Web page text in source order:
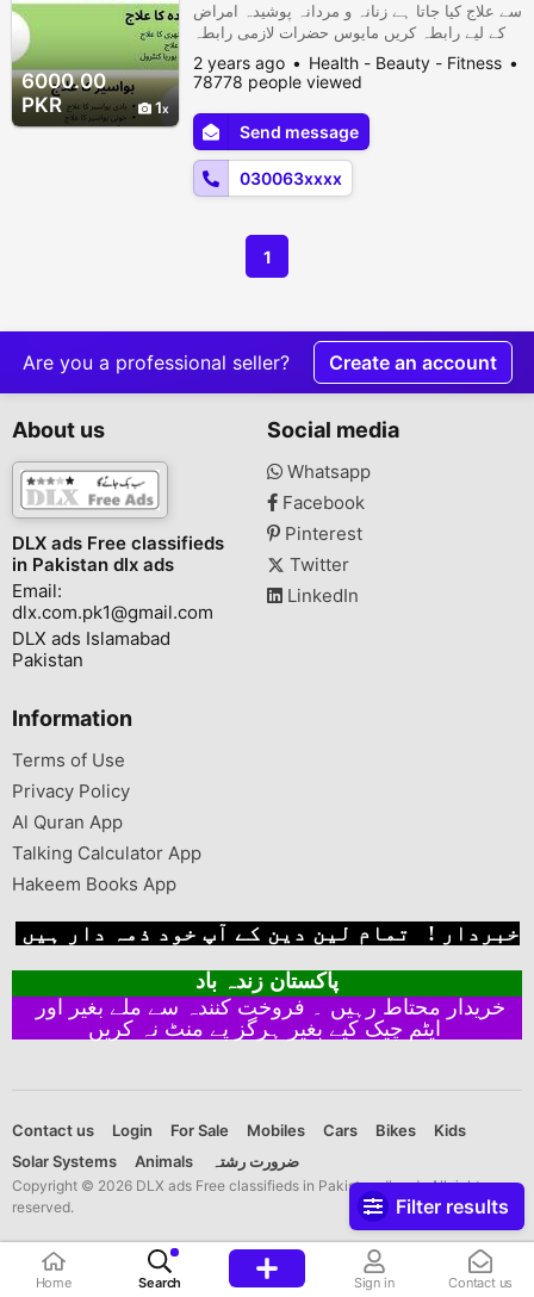
Filter results
6000.00
PKR
1
سے علاج کیا جاتا ہے زنانہ و مردانہ پوشیدہ امراض
کے لیے رابطہ کریں مایوس حضرات لازمی رابطہ
کریں انشاءاللہ رزلٹ ملے گا ۔ ڈاکٹر و حکیم ارشد
ملک ملتان ۔۔۔۔۔بیوٹی کورس۔۔۔۔۔ ہپس
اوربریسٹ سائز بڑھانے والا بےمثال کورس ✓✓
©اکثر خواتین نسوانی حسن اورچھوٹےہپس کیوجہ
سے پریشان ہوتی ہیں تواب انکی یہ پریشانی
2 years ago
Health - Beauty - Fitness
78778 people viewed
Send message
030063xxxx
1
Are you a professional seller? Create an account
About us
DLX ads Free classifieds
in Pakistan dlx ads
Email:
dlx.com.pk1@gmail.com
DLX ads Islamabad
Pakistan
Social media
Whatsapp
Facebook
Pinterest
Twitter
LinkedIn
Information
Terms of Use
Privacy Policy
Al Quran App
Talking Calculator App
Hakeem Books App
خبردار ! تمام لین دین کے آپ خود ذمہ دار ہیں
پاکستان زندہ باد
ایٹم چیک کیے بغیر ہرگز پے منٹ نہ کریں
Contact us Login For Sale Mobiles Cars Bikes
Kids
Solar Systems
Animals ضرورت رشتہ
Copyright © 2026 DLX ads Free classifieds in Pakistan dlx ads All rights
reserved.
Home Search Sign in Contact us